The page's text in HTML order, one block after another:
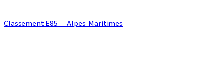
Classement E85 — Alpes-Maritimes